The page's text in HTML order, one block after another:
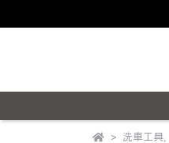
洗車工具,